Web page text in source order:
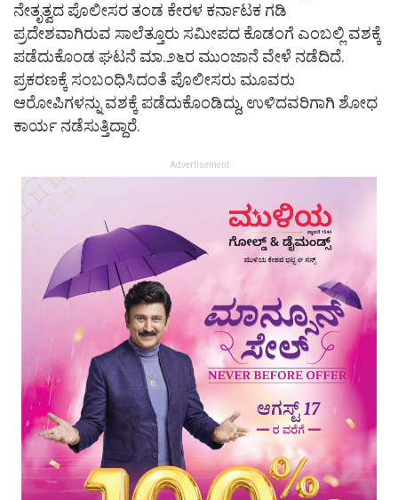
ನೇತೃತ್ವದ ಪೊಲೀಸರ ತಂಡ ಕೇರಳ ಕರ್ನಾಟಕ ಗಡಿ
ಪ್ರದೇಶವಾಗಿರುವ ಸಾಲೆತ್ತೂರು ಸಮೀಪದ ಕೊಡಂಗೆ ಎಂಬಲ್ಲಿ ವಶಕ್ಕೆ
ಪಡೆದುಕೊಂಡ ಘಟನೆ ಮಾ.೨೬ರ ಮುಂಜಾನೆ ವೇಳೆ ನಡೆದಿದೆ.
ಪ್ರಕರಣಕ್ಕೆ ಸಂಬಂಧಿಸಿದಂತೆ ಪೊಲೀಸರು ಮೂವರು
ಆರೋಪಿಗಳನ್ನು ವಶಕ್ಕೆ ಪಡೆದುಕೊಂಡಿದ್ದು, ಉಳಿದವರಿಗಾಗಿ ಶೋಧ
ಕಾರ್ಯ ನಡೆಸುತ್ತಿದ್ದಾರೆ.
Advertisement